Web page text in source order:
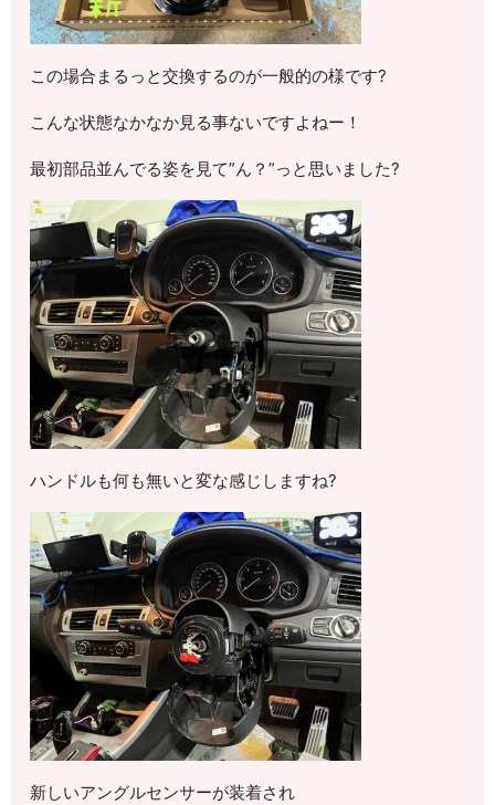
この場合まるっと交換するのが一般的の様です?
こんな状態なかなか見る事ないですよねー！
最初部品並んでる姿を見て”ん？”っと思いました?
ハンドルも何も無いと変な感じしますね?
新しいアングルセンサーが装着され